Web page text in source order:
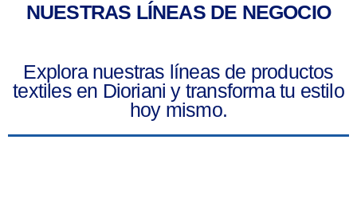
NUESTRAS LÍNEAS DE NEGOCIO
Explora nuestras líneas de productos
textiles en Dioriani y transforma tu estilo
hoy mismo.